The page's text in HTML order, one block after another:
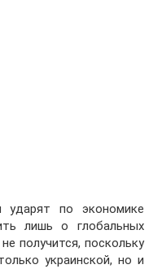
ударят по экономике
лишь о глобальных
получится, поскольку
украинской, но и